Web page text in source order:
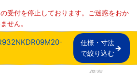
受付を停止しております。ご迷惑をおか
せん。
仕様・寸法
で絞り込む